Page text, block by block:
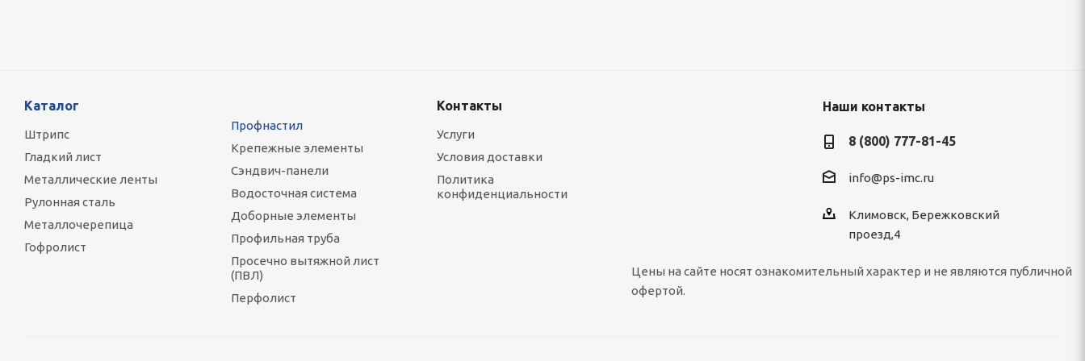
Каталог
Штрипс
Гладкий лист
Металлические ленты
Рулонная сталь
Металлочерепица
Гофролист
Профнастил
Крепежные элементы
Сэндвич-панели
Водосточная система
Доборные элементы
Профильная труба
Просечно вытяжной лист
(ПВЛ)
Перфолист
Контакты
Услуги
Условия доставки
Политика
конфиденциальности
Наши контакты
8 (800) 777-81-45
info@ps-imc.ru
Климовск, Бережковский
проезд,4
Цены на сайте носят ознакомительный характер и не являются публичной
офертой.